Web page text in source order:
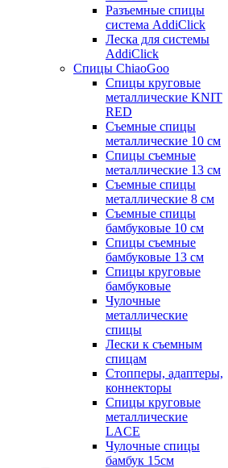
Разъемные спицы
система AddiClick
Леска для системы
AddiClick
Спицы ChiaoGoo
Спицы круговые
металлические KNIT
RED
Съемные спицы
металлические 10 см
Спицы съемные
металлические 13 см
Съемные спицы
металлические 8 см
Съемные спицы
бамбуковые 10 см
Спицы съемные
бамбуковые 13 см
Спицы круговые
бамбуковые
Чулочные
металлические
спицы
Лески к съемным
спицам
Стопперы, адаптеры,
коннекторы
Спицы круговые
металлические
LACE
Чулочные спицы
бамбук 15см